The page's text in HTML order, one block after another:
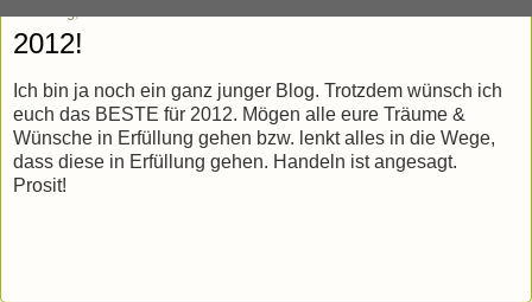
2012!
Ich bin ja noch ein ganz junger Blog. Trotzdem wünsch ich
euch das BESTE für 2012. Mögen alle eure Träume &
Wünsche in Erfüllung gehen bzw. lenkt alles in die Wege,
dass diese in Erfüllung gehen. Handeln ist angesagt.
Prosit!